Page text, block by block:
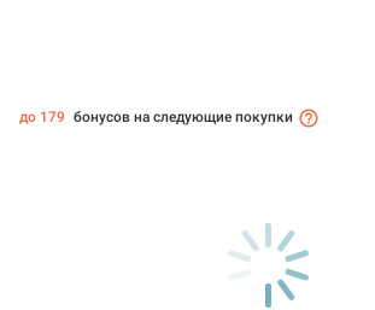
до 179 бонусов на следующие покупки